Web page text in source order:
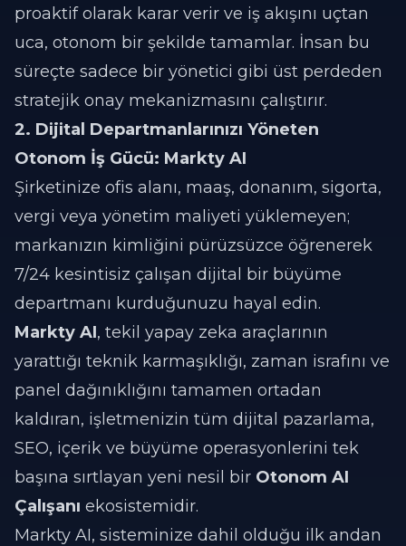
proaktif olarak karar verir ve iş akışını uçtan
uca, otonom bir şekilde tamamlar. İnsan bu
süreçte sadece bir yönetici gibi üst perdeden
stratejik onay mekanizmasını çalıştırır.
2. Dijital Departmanlarınızı Yöneten
Otonom İş Gücü: Markty AI
Şirketinize ofis alanı, maaş, donanım, sigorta,
vergi veya yönetim maliyeti yüklemeyen;
markanızın kimliğini pürüzsüzce öğrenerek
7/24 kesintisiz çalışan dijital bir büyüme
departmanı kurduğunuzu hayal edin.
Markty AI, tekil yapay zeka araçlarının
yarattığı teknik karmaşıklığı, zaman israfını ve
panel dağınıklığını tamamen ortadan
kaldıran, işletmenizin tüm dijital pazarlama,
SEO, içerik ve büyüme operasyonlerini tek
başına sırtlayan yeni nesil bir Otonom AI
Çalışanı ekosistemidir.
Markty AI, sisteminize dahil olduğu ilk andan